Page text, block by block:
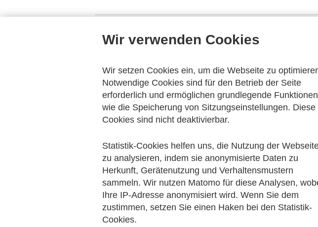
Ihre Bestellung
Es befinden sich keine Artikel in Ihrem Warenkorb.
Alle Publikationen
Wir verwenden Cookies
Wir setzen Cookies ein, um die Webseite zu
Notwendige Cookies sind für den Betrieb der Seite
erforderlich und ermöglichen grundlegende Funktionen
wie die Speicherung von Sitzungseinstellungen. Diese
Cookies sind nicht deaktivierbar.
Statistik-Cookies helfen uns, die Nutzung der
zu analysieren, indem sie anonymisierte Daten zu
Herkunft, Gerätenutzung und Verhaltensmustern
sammeln. Wir nutzen Matomo für diese Analysen,
Ihre IP-Adresse anonymisiert wird. Wenn Sie dem
zustimmen, setzen Sie einen Haken bei den Statistik-
Cookies.